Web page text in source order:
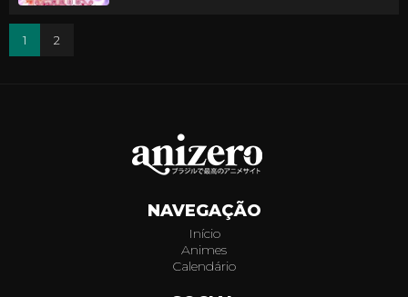
1 2
NAVEGAÇÃO
Início
Animes
Calendário